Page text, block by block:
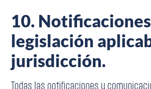
10.
legislación
jurisdicción.
Todas las notificaciones y